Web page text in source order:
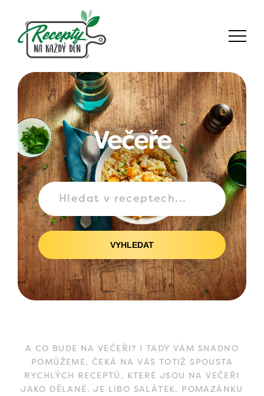
Večeře
VYHLEDAT
A CO BUDE NA VEČEŘI? I TADY VÁM SNADNO
POMŮŽEME, ČEKÁ NA VÁS TOTIŽ SPOUSTA
RYCHLÝCH RECEPTŮ, KTERÉ JSOU NA VEČEŘI
JAKO DĚLANÉ. JE LIBO SALÁTEK, POMAZÁNKU